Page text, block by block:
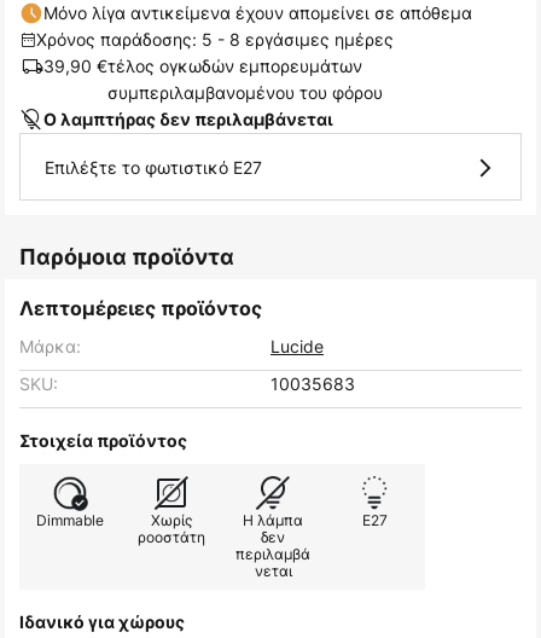
Μόνο λίγα αντικείμενα έχουν απομείνει σε απόθεμα
Χρόνος παράδοσης: 5 - 8 εργάσιμες ημέρες
39,90 €τέλος ογκωδών εμπορευμάτων
συμπεριλαμβανομένου του φόρου
Ο λαμπτήρας δεν περιλαμβάνεται
Επιλέξτε το φωτιστικό E27
Παρόμοια προϊόντα
Λεπτομέρειες προϊόντος
Μάρκα:
Lucide
SKU:
10035683
Στοιχεία προϊόντος
Dimmable
Χωρίς
ροοστάτη
Η λάμπα
δεν
περιλαμβά
νεται
E27
Ιδανικό για χώρους